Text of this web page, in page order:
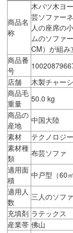
商品名
称
木バツ木ヨ
芸ソファー
人の座席の
ムのソファ
CM）が組み
商品番
号
店舗
木製チャー
商品毛
重量
50.0 kg
商品の
産地
中国大陸
素材
テクノロジ
素材種
類
布芸ソファ
適用面
積
中戸型（60
適用人
数
三人のソフ
充填剤 ラテックス
産業帯 佛山